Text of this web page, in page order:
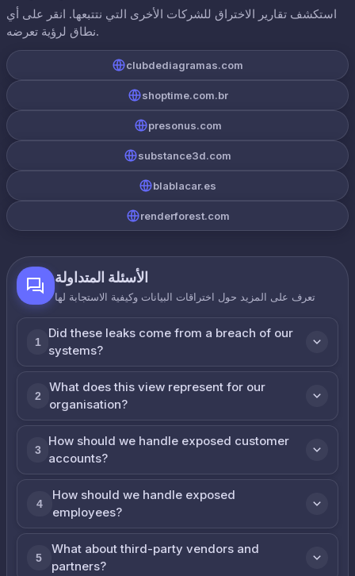
استكشف تقارير الاختراق للشركات الأخرى التي نتتبعها. انقر على أي
نطاق لرؤية تعرضه.
clubdediagramas.com
shoptime.com.br
presonus.com
substance3d.com
blablacar.es
renderforest.com
الأسئلة المتداولة
تعرف على المزيد حول اختراقات البيانات وكيفية الاستجابة لها
1
Did these leaks come from a breach of our
systems?
2
What does this view represent for our
organisation?
3
How should we handle exposed customer
accounts?
4
How should we handle exposed
employees?
5
What about third-party vendors and
partners?